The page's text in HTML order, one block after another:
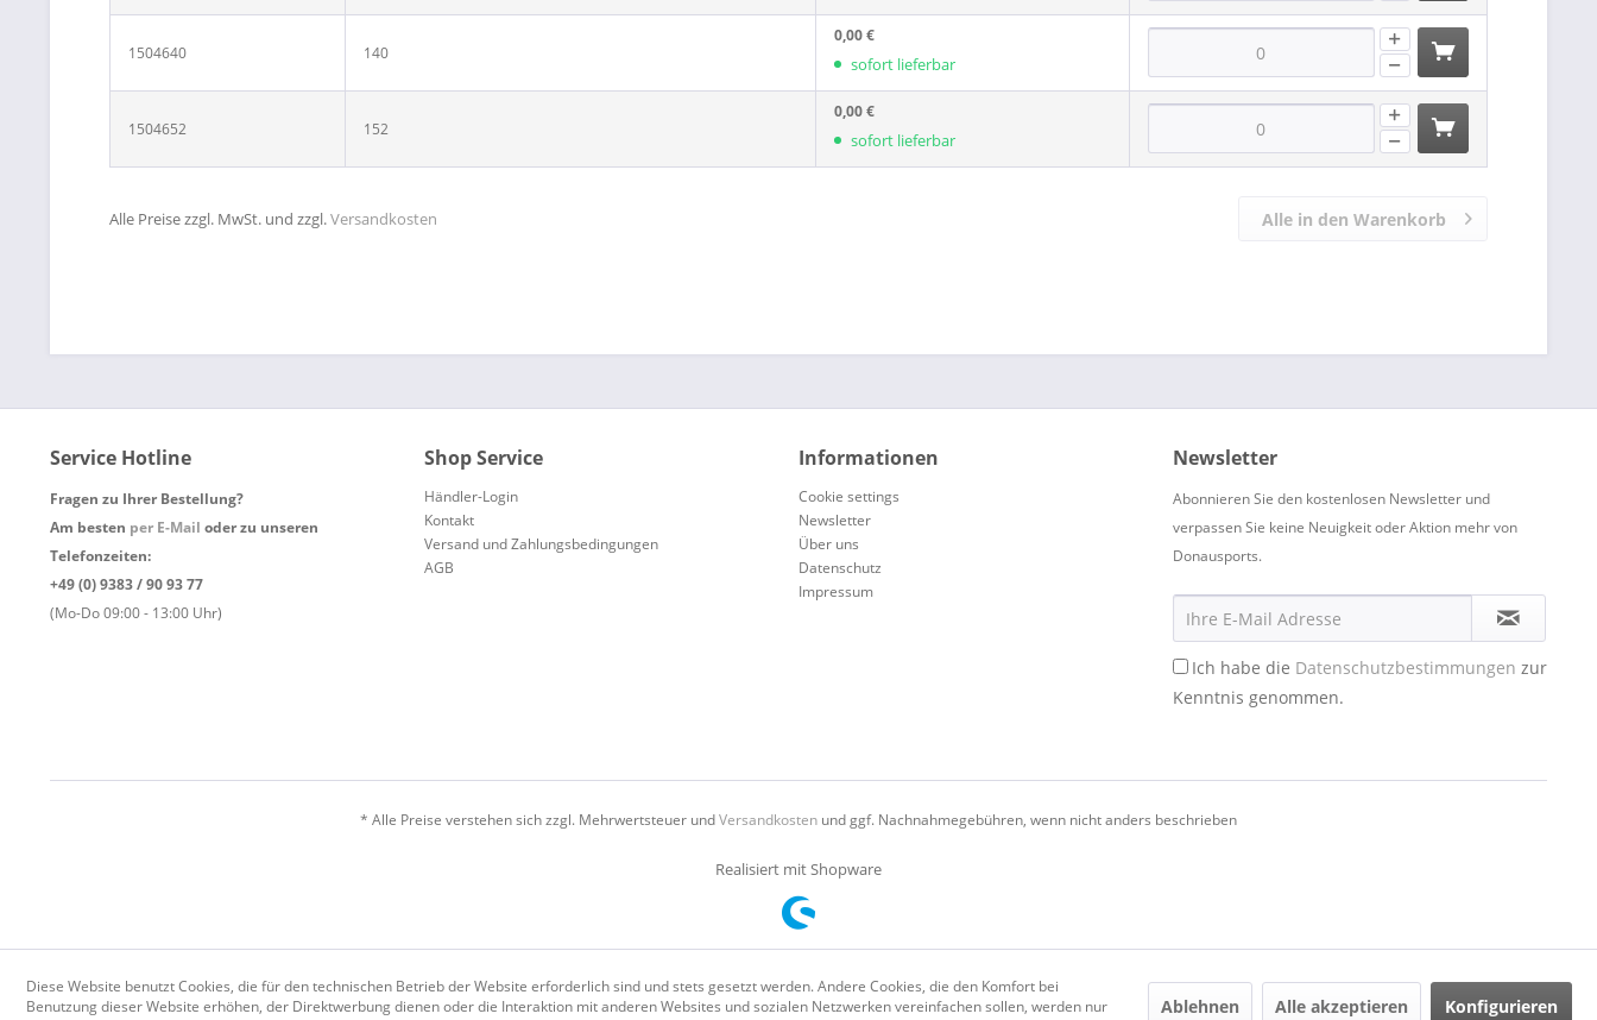
1504640 140
0,00 €
sofort lieferbar
1504652 152
0,00 €
sofort lieferbar
Alle Preise zzgl. MwSt. und zzgl.Versandkosten Alle in den Warenkorb
Service Hotline
Fragen zu Ihrer Bestellung?
Am besten per E-Mail oder zu unseren
Telefonzeiten:
+49 (0) 9383 / 90 93 77
(Mo-Do 09:00 - 13:00 Uhr)
Shop Service
Händler-Login
Kontakt
Versand und Zahlungsbedingungen
AGB
Informationen
Cookie settings
Newsletter
Über uns
Datenschutz
Impressum
Newsletter
Abonnieren Sie den kostenlosen Newsletter und
verpassen Sie keine Neuigkeit oder Aktion mehr von
Donausports.
Ich habe die Datenschutzbestimmungen zur
Kenntnis genommen.
* Alle Preise verstehen sich zzgl. Mehrwertsteuer undVersandkosten und ggf. Nachnahmegebühren, wenn nicht anders beschrieben
Realisiert mit Shopware
Diese Website benutzt Cookies, die für den technischen Betrieb der Website erforderlich sind und stets gesetzt werden. Andere Cookies, die den Komfort bei
Benutzung dieser Website erhöhen, der Direktwerbung dienen oder die Interaktion mit anderen Websites und sozialen Netzwerken vereinfachen sollen, werden nur
Ablehnen Alle akzeptieren Konfigurieren